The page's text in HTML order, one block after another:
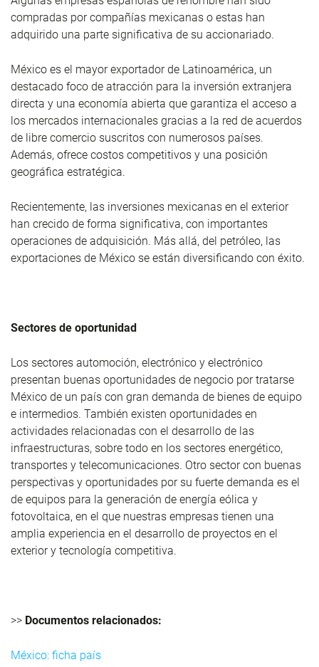
compradas por compañías mexicanas o estas han
adquirido una parte significativa de su accionariado.
México es el mayor exportador de Latinoamérica, un
destacado foco de atracción para la inversión extranjera
directa y una economía abierta que garantiza el acceso a
los mercados internacionales gracias a la red de acuerdos
de libre comercio suscritos con numerosos países.
Además, ofrece costos competitivos y una posición
geográfica estratégica.
Recientemente, las inversiones mexicanas en el exterior
han crecido de forma significativa, con importantes
operaciones de adquisición. Más allá, del petróleo, las
exportaciones de México se están diversificando con éxito.
Sectores de oportunidad
Los sectores automoción, electrónico y electrónico
presentan buenas oportunidades de negocio por tratarse
México de un país con gran demanda de bienes de equipo
e intermedios. También existen oportunidades en
actividades relacionadas con el desarrollo de las
infraestructuras, sobre todo en los sectores energético,
transportes y telecomunicaciones. Otro sector con buenas
perspectivas y oportunidades por su fuerte demanda es el
de equipos para la generación de energía eólica y
fotovoltaica, en el que nuestras empresas tienen una
amplia experiencia en el desarrollo de proyectos en el
exterior y tecnología competitiva.
>> Documentos relacionados:
México: ficha país